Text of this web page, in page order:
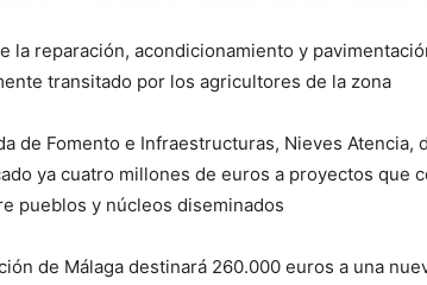
la reparación, acondicionamiento y
transitado por los agricultores de la zona
de Fomento e Infraestructuras, Nieves Atencia,
ya cuatro millones de euros a proyectos que
pueblos y núcleos diseminados
de Málaga destinará 260.000 euros a una